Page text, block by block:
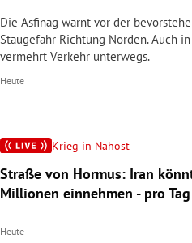
Die Asfinag warnt vor der
Staugefahr Richtung Norden. Auch
vermehrt Verkehr unterwegs.
Heute
Krieg in Nahost
Straße von Hormus: Iran
Millionen einnehmen - pro Tag
Heute